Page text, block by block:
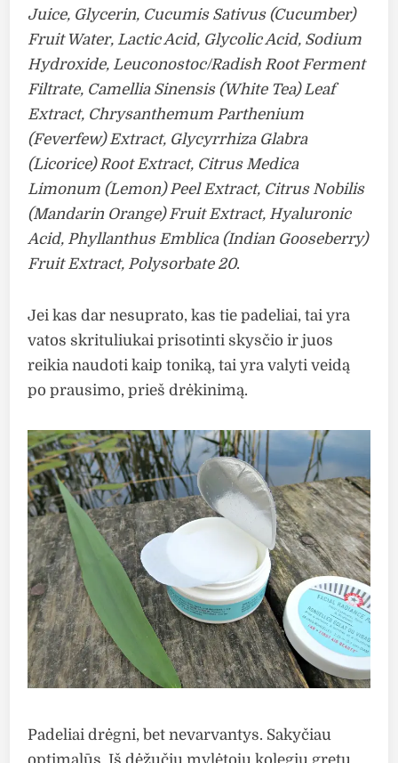
Juice, Glycerin, Cucumis Sativus (Cucumber)
Fruit Water, Lactic Acid, Glycolic Acid, Sodium
Hydroxide, Leuconostoc/Radish Root Ferment
Filtrate, Camellia Sinensis (White Tea) Leaf
Extract, Chrysanthemum Parthenium
(Feverfew) Extract, Glycyrrhiza Glabra
(Licorice) Root Extract, Citrus Medica
Limonum (Lemon) Peel Extract, Citrus Nobilis
(Mandarin Orange) Fruit Extract, Hyaluronic
Acid, Phyllanthus Emblica (Indian Gooseberry)
Fruit Extract, Polysorbate 20.
Jei kas dar nesuprato, kas tie padeliai, tai yra
vatos skrituliukai prisotinti skysčio ir juos
reikia naudoti kaip toniką, tai yra valyti veidą
po prausimo, prieš drėkinimą.
Padeliai drėgni, bet nevarvantys. Sakyčiau